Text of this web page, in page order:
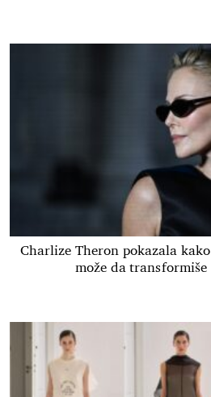
Charlize Theron pokazala
može da